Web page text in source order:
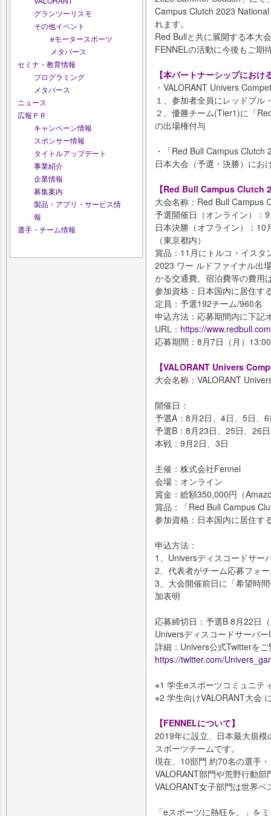
グランツーリスモ
その他イベント
eモータースポーツ
メタバース
セミナ・教育情報
プログラミング
メタバース
ニュース
広報ＰＲ
キャンペーン情報
スポンサー情報
タイトルアップデート
事業紹介
企業情報
募集案内
製品・アプリ・サービス情
報
選手・チーム情報
Campus Clutch 2023
れます。
Red Bullと共に展開する本大
FENNELの活動に今後もご期
【本パートナーシップにお
・VALORANT Univers
１、参加者全員にレッドブル
２、優勝チーム(Tier1)に「
の出場権付与
・「Red Bull Campus Clutch
日本大会（予選・決勝）にお
【Red Bull Campus Clutch
大会名称：Red Bull Campus
予選開催日（オンライン）：
日本決勝（オフライン）：
（東京都内）
賞品：11月にトルコ・イスタ
2023 ワー ルドファイナル出
かる交通費、宿泊費等の費用
参加資格：日本国内に居住す
定員：予選192チーム/960名
申込方法：応募期間内に下記
URL： https://
応募期間：8月7日（月）
【VALORANT Univers
大会名称：VALORANT
開催日：
予選A：8月2日、4日、5日、
予選B：8月23日、25日、26
本戦：9月2日、3日
主催：株式会社Fennel
会場：オンライン
賞金：総額350,000円（
賞品：「Red Bull Campus
参加資格：日本国内に居住す
申込方法：
1、Universディスコードサー
2、代表者がチーム応募フォ
3、大会開催前日に「希望時
加表明
応募締切日：予選B 8月22日
Universディスコードサーバ
詳細：Univers公式Twitterを
https://twitter.com/
※1 学生eスポーツコミュニテ
※2 学生向けVALORANT大会
【FENNELについて】
2019年に設立、日本最大規
スポーツチームです。
現在、10部門 約70名の選手
VALORANT部門や荒野行動
VALORANT女子部門は世界
「eスポーツに熱狂を。」を